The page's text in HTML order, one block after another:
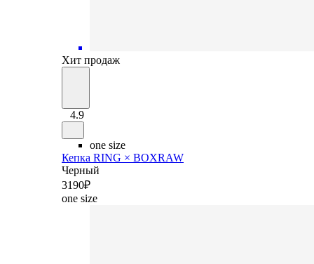
Хит продаж
4.9
one size
Кепка RING × BOXRAW
Черный
3190₽
one size